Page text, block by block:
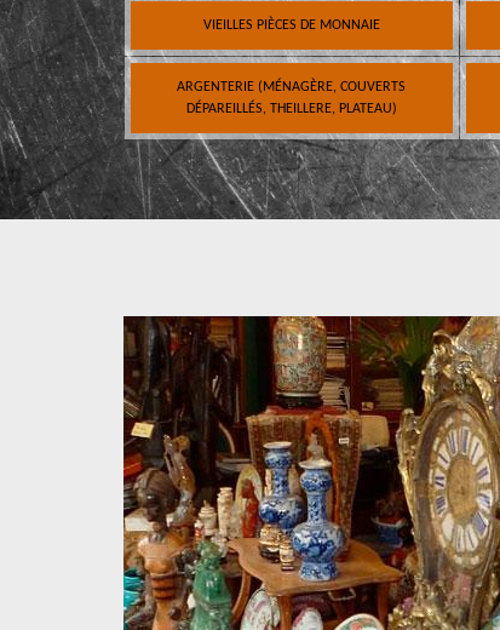
VIEILLES PIÈCES DE MONNAIE
ARGENTERIE (MÉNAGÈRE, COUVERTS
DÉPAREILLÉS, THEILLERE, PLATEAU)